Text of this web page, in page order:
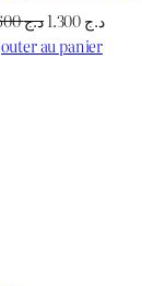
د.ج1.600
Le
prix
د.جLe
au panier